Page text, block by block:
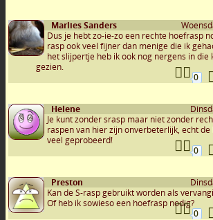
Marlies Sanders
Dus je hebt zo-ie-zo een rechte hoefrasp
rasp ook veel fijner dan menige die ik
het slijpertje heb ik ook nog nergens in die
gezien.
0
Helene
Je kunt zonder srasp maar niet zonder
raspen van hier zijn onverbeterlijk, echt de
veel geprobeerd!
0
Preston
Kan de S-rasp gebruikt worden als
Of heb ik sowieso een hoefrasp nodig?
0